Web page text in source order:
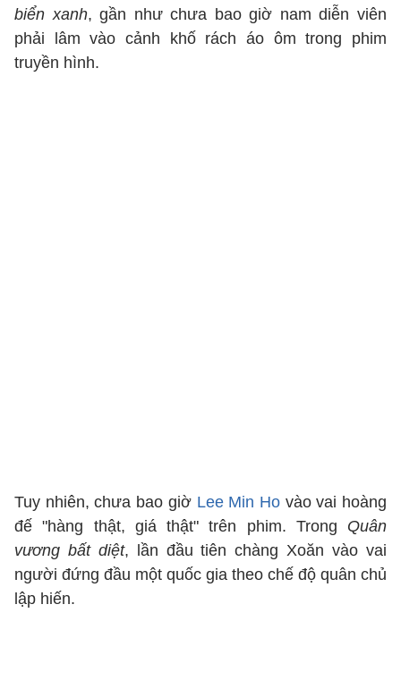
biển xanh, gần như chưa bao giờ nam diễn viên
phải lâm vào cảnh khố rách áo ôm trong phim
truyền hình.
Tuy nhiên, chưa bao giờ Lee Min Hovào vai hoàng
đế "hàng thật, giá thật" trên phim. Trong Quân
vương bất diệt, lần đầu tiên chàng Xoăn vào vai
người đứng đầu một quốc gia theo chế độ quân chủ
lập hiến.